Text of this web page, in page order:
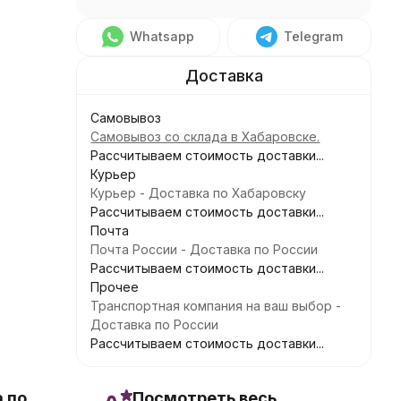
Whatsapp Telegram
Самовывоз
Самовывоз со склада в Хабаровске.
Рассчитываем стоимость доставки...
Курьер
Курьер - Доставка по Хабаровску
Рассчитываем стоимость доставки...
Почта
Почта России - Доставка по России
Рассчитываем стоимость доставки...
Прочее
Транспортная компания на ваш выбор -
Доставка по России
Рассчитываем стоимость доставки...